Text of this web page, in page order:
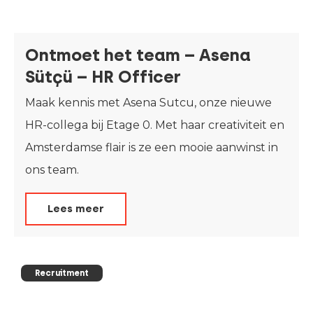
Ontmoet het team – Asena
Sütçü – HR Officer
Maak kennis met Asena Sutcu, onze nieuwe
HR-collega bij Etage 0. Met haar creativiteit en
Amsterdamse flair is ze een mooie aanwinst in
ons team.
Lees meer
Recruitment